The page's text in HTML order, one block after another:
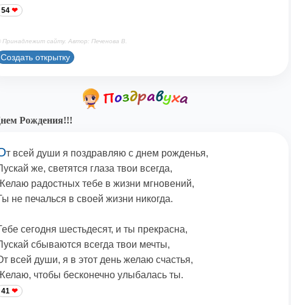
54
Принадлежит сайту. Автор: Печенова В.
Создать открытку
Рождения!!!
т всей души я поздравляю с днем рожденья,
же, светятся глаза твои всегда,
радостных тебе в жизни мгновений,
не печалься в своей жизни никогда.
сегодня шестьдесят, и ты прекрасна,
сбываются всегда твои мечты,
всей души, я в этот день желаю счастья,
чтобы бесконечно улыбалась ты.
41